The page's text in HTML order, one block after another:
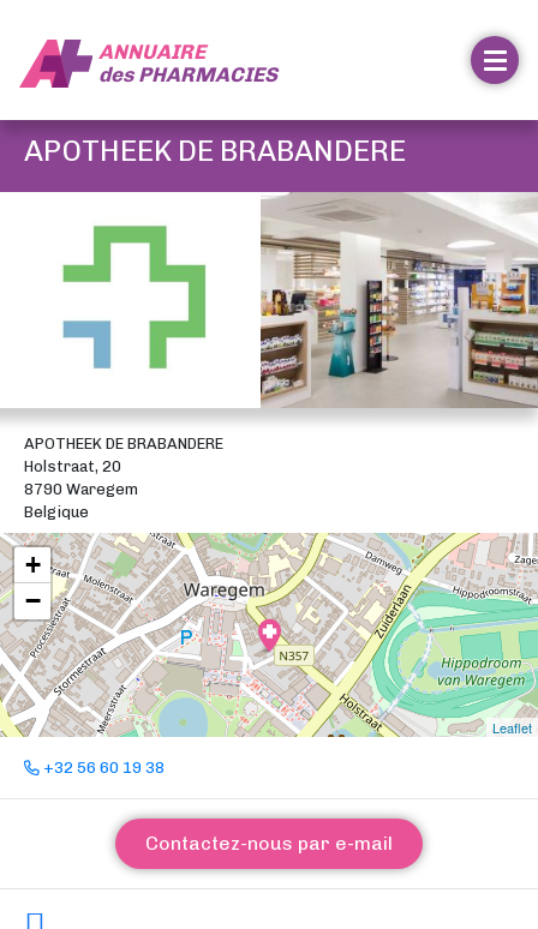
ANNUAIRE
desPHARMACIES
APOTHEEK DE BRABANDERE
APOTHEEK DE BRABANDERE
Holstraat, 20
8790 Waregem
Belgique
+
−
Leaflet
+32 56 60 19 38
Contactez-nous par e-mail